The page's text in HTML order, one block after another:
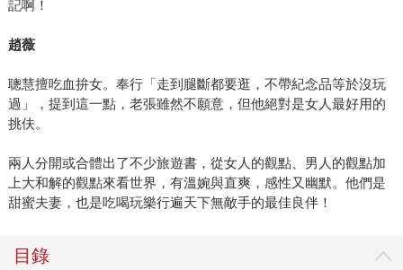
記啊！
趙薇
聰慧擅吃血拚女。奉行「走到腿斷都要逛，不帶紀念品等於沒玩
過」，提到這一點，老張雖然不願意，但他絕對是女人最好用的
挑伕。
兩人分開或合體出了不少旅遊書，從女人的觀點、男人的觀點加
上大和解的觀點來看世界，有溫婉與直爽，感性又幽默。他們是
甜蜜夫妻，也是吃喝玩樂行遍天下無敵手的最佳良伴！
目錄